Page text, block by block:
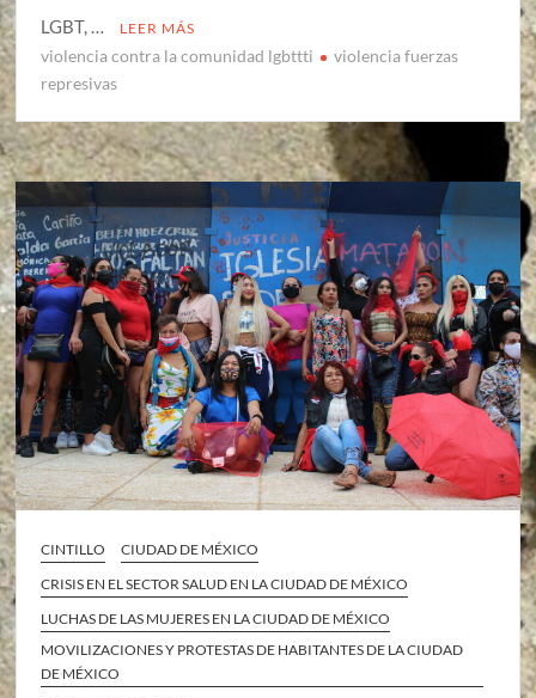
LGBT, …
LEER MÁS
violencia contra la comunidad lgbttti
violencia fuerzas
represivas
CINTILLO
CIUDAD DE MÉXICO
CRISIS EN EL SECTOR SALUD EN LA CIUDAD DE MÉXICO
LUCHAS DE LAS MUJERES EN LA CIUDAD DE MÉXICO
MOVILIZACIONES Y PROTESTAS DE HABITANTES DE LA CIUDAD
DE MÉXICO